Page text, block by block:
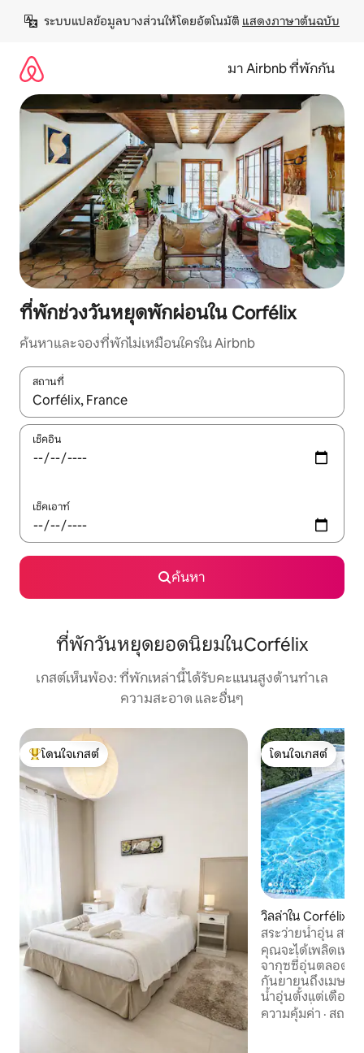
เนื้อหา
ระบบแปลข้อมูลบางส่วนให้โดยอัตโนมัติ แสดงภาษาต้นฉบับ
มา Airbnb ที่พักกัน
ที่พักช่วงวันหยุดพักผ่อนใน Corfélix
ค้นหาและจองที่พักไม่เหมือนใครใน Airbnb
สถานที่
ใช้ลูกศรขึ้นลง หรือใช้การสัมผัสหรือปัด เพื่อสำรวจผลการค้นหา
เช็คอิน
เช็คเอาท์
ค้นหา
ที่พักวันหยุดยอดนิยมในCorfélix
เกสต์เห็นพ้อง: ที่พักเหล่านี้ได้รับคะแนนสูงด้านทำเล
ความสะอาด และอื่นๆ
โดนใจเกสต์ที่สุด
โดนใจเกสต์
โดนใจเกสต์
โดนใจเกสต์
วิลล่าใน Corfélix
สระว่ายน้ำอุ่น สปา
คุณจะได้เพลิดเพลิ
จากุซซี่อุ่นตลอดทั้
กันยายนถึงเมษาย
น้ำอุ่นตั้งแต่เดือน
ตุลาคมเมื่ออากาศ
เวลา 9:00 น. ถึง
ความคุ้มค่า · สถาน